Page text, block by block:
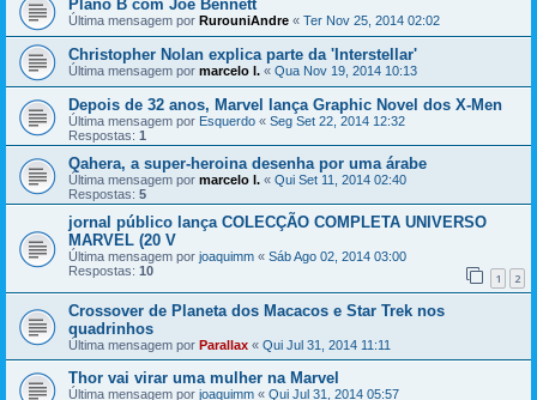
Plano B com Joe Bennett
Última mensagem por RurouniAndre « Ter Nov 25, 2014 02:02
Christopher Nolan explica parte da 'Interstellar'
Última mensagem por marcelo l. « Qua Nov 19, 2014 10:13
Depois de 32 anos, Marvel lança Graphic Novel dos X-Men
Última mensagem por Esquerdo « Seg Set 22, 2014 12:32
Respostas: 1
Qahera, a super-heroina desenha por uma árabe
Última mensagem por marcelo l. « Qui Set 11, 2014 02:40
Respostas: 5
jornal público lança COLECÇÃO COMPLETA UNIVERSO
MARVEL (20 V
Última mensagem por joaquimm « Sáb Ago 02, 2014 03:00
Respostas: 10 1 2
Crossover de Planeta dos Macacos e Star Trek nos
quadrinhos
Última mensagem por Parallax « Qui Jul 31, 2014 11:11
Thor vai virar uma mulher na Marvel
Última mensagem por joaquimm « Qui Jul 31, 2014 05:57